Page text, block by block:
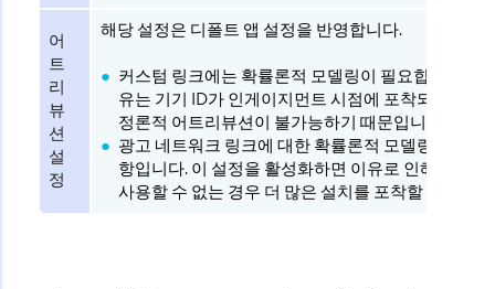
어
트
리
뷰
션
설
정
해당 설정은 디폴트 앱 설정을 반영합니다.
커스텀 링크에는 확률론적 모델링이 필요합니다. 그
유는 기기 ID가 인게이지먼트 시점에 포착되지 않아
정론적 어트리뷰션이 불가능하기 때문입니다.
광고 네트워크 링크에 대한 확률론적 모델링은 선택
항입니다. 이 설정을 활성화하면 이유로 인해 기기
사용할 수 없는 경우 더 많은 설치를 포착할 수 있습